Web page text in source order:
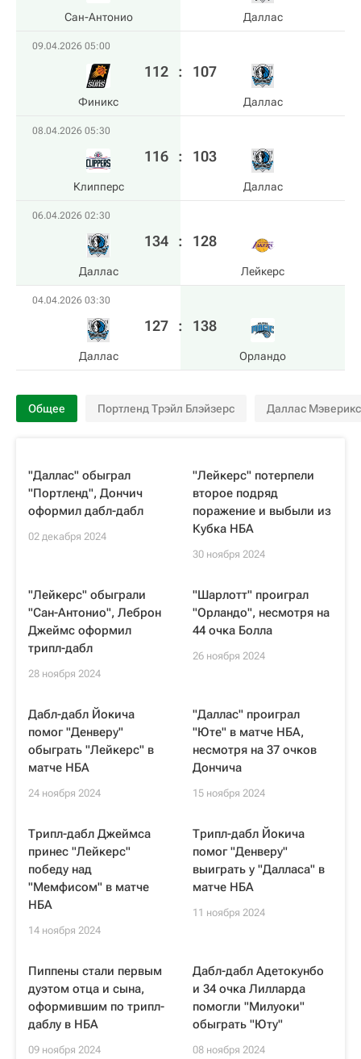
Сан-Антонио Даллас
09.04.2026 05:00
Финикс
112 : 107
Даллас
08.04.2026 05:30
Клипперс
116 : 103
Даллас
06.04.2026 02:30
Даллас
134 : 128
Лейкерс
04.04.2026 03:30
Даллас
127 : 138
Орландо
Общее Портленд Трэйл Блэйзерс Даллас Мэверикс
"Даллас" обыграл
"Портленд", Дончич
оформил дабл-дабл
02 декабря 2024
"Лейкерс" потерпели
второе подряд
поражение и выбыли из
Кубка НБА
30 ноября 2024
"Лейкерс" обыграли
"Сан-Антонио", Леброн
Джеймс оформил
трипл-дабл
28 ноября 2024
"Шарлотт" проиграл
"Орландо", несмотря на
44 очка Болла
26 ноября 2024
Дабл-дабл Йокича
помог "Денверу"
обыграть "Лейкерс" в
матче НБА
24 ноября 2024
"Даллас" проиграл
"Юте" в матче НБА,
несмотря на 37 очков
Дончича
15 ноября 2024
Трипл-дабл Джеймса
принес "Лейкерс"
победу над
"Мемфисом" в матче
НБА
14 ноября 2024
Трипл-дабл Йокича
помог "Денверу"
выиграть у "Далласа" в
матче НБА
11 ноября 2024
Пиппены стали первым
дуэтом отца и сына,
оформившим по трипл-
даблу в НБА
09 ноября 2024
Дабл-дабл Адетокунбо
и 34 очка Лилларда
помогли "Милуоки"
обыграть "Юту"
08 ноября 2024